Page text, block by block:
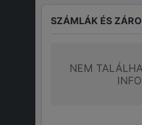
SZÁMLÁK ÉS
NEM